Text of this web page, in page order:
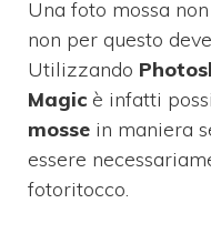
Una foto mossa
non per questo
Utilizzando
Magic è infatti
mosse in maniera
essere
fotoritocco.